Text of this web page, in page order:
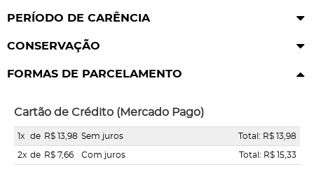
PERÍODO DE CARÊNCIA
CONSERVAÇÃO
FORMAS DE PARCELAMENTO
Cartão de Crédito (Mercado Pago)
1x de R$ 13,98 Sem juros Total: R$ 13,98
2x de R$ 7,66 Com juros Total: R$ 15,33